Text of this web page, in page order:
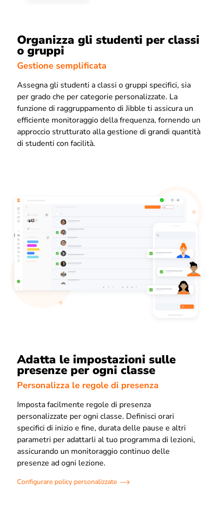
Organizza gli studenti per classi
o gruppi
Gestione semplificata
Assegna gli studenti a classi o gruppi specifici, sia
per grado che per categorie personalizzate. La
funzione di raggruppamento di Jibble ti assicura un
efficiente monitoraggio della frequenza, fornendo un
approccio strutturato alla gestione di grandi quantità
di studenti con facilità.
Adatta le impostazioni sulle
presenze per ogni classe
Personalizza le regole di presenza
Imposta facilmente regole di presenza
personalizzate per ogni classe. Definisci orari
specifici di inizio e fine, durata delle pause e altri
parametri per adattarli al tuo programma di lezioni,
assicurando un monitoraggio continuo delle
presenze ad ogni lezione.
Configurare policy personalizzate